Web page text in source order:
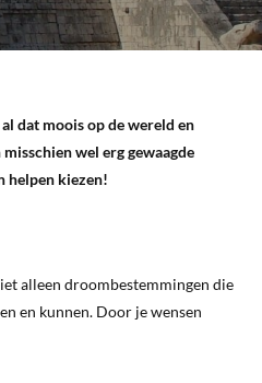
dat moois op de wereld en
wel erg gewaagde
helpen kiezen!
alleen droombestemmingen die
en kunnen. Door je wensen